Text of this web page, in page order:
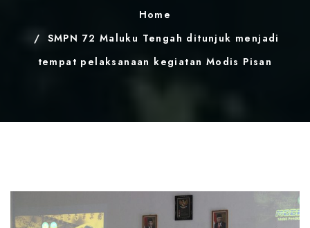
Home
SMPN 72 Maluku Tengah ditunjuk menjadi
tempat pelaksanaan kegiatan Modis Pisan